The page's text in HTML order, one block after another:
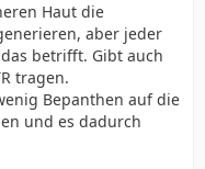
Haut die
aber jeder
betrifft. Gibt auch
tragen.
Bepanthen auf die
und es dadurch